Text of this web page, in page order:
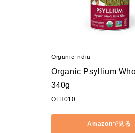
Organic India
Organic Psyllium
340g
OFH010
Amazonで見る